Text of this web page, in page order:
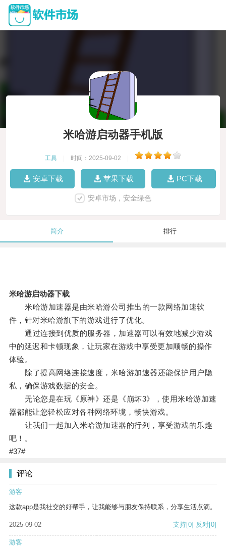
米哈游启动器手机版
工具 时间：2025-09-02
安卓下载 苹果下载 PC下载
安卓市场，安全绿色
简介 排行
米哈游启动器下载
米哈游加速器是由米哈游公司推出的一款网络加速软
件，针对米哈游旗下的游戏进行了优化。
通过连接到优质的服务器，加速器可以有效地减少游戏
中的延迟和卡顿现象，让玩家在游戏中享受更加顺畅的操作
体验。
除了提高网络连接速度，米哈游加速器还能保护用户隐
私，确保游戏数据的安全。
无论您是在玩《原神》还是《崩坏3》，使用米哈游加速
器都能让您轻松应对各种网络环境，畅快游戏。
让我们一起加入米哈游加速器的行列，享受游戏的乐趣
吧！。
#37#
评论
游客
这款app是我社交的好帮手，让我能够与朋友保持联系，分享生活点滴。
2025-09-02 支持[0] 反对[0]
游客